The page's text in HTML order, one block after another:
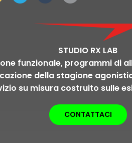
STUDIO RX LAB
funzionale, programmi di
della stagione
su misura costruito sulle
CONTATTACI